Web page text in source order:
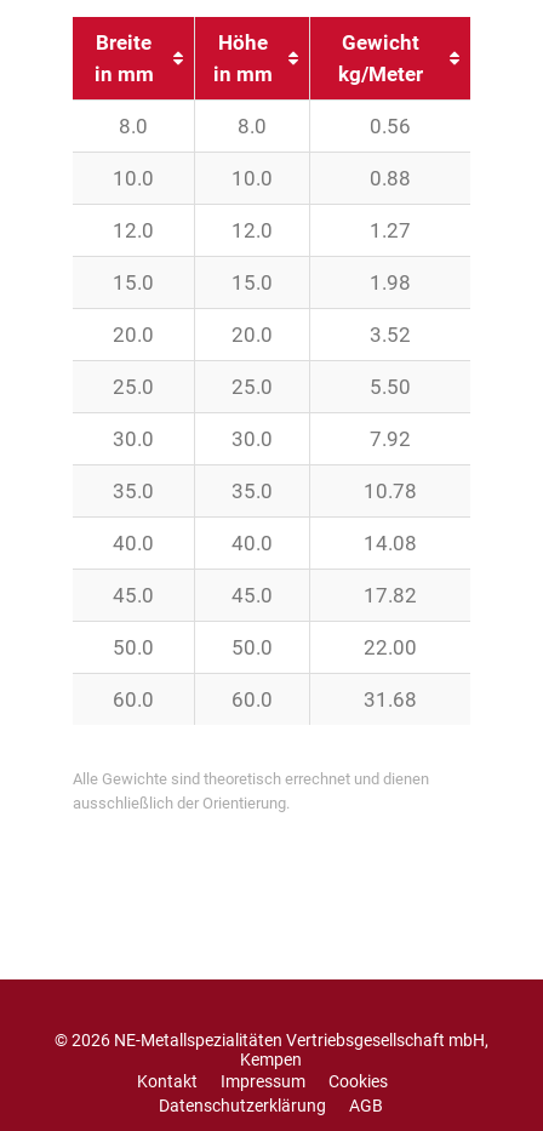
Breite
in mm
Höhe
in mm
Gewicht
kg/Meter
8.0 8.0 0.56
10.0 10.0 0.88
12.0 12.0 1.27
15.0 15.0 1.98
20.0 20.0 3.52
25.0 25.0 5.50
30.0 30.0 7.92
35.0 35.0 10.78
40.0 40.0 14.08
45.0 45.0 17.82
50.0 50.0 22.00
60.0 60.0 31.68
Alle Gewichte sind theoretisch errechnet und dienen
ausschließlich der Orientierung.
© 2026 NE-Metallspezialitäten Vertriebsgesellschaft mbH,
Kempen
Kontakt
Impressum
Cookies
Datenschutzerklärung
AGB